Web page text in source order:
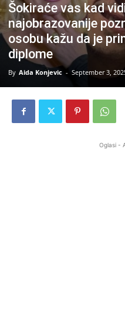
Šokiraće vas kad
najobrazovanije
osobu kažu da je
diplome
By Aida Konjevic - September 3,
Oglasi -